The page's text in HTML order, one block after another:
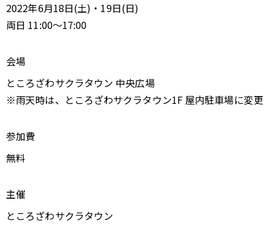
2022年6月18日(土)・19日(日)
両日 11:00～17:00
会場
ところざわサクラタウン 中央広場
※雨天時は、ところざわサクラタウン1F 屋内駐車場に変更
参加費
無料
主催
ところざわサクラタウン